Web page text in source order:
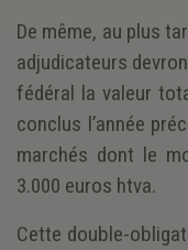
De même, au plus
adjudicateurs
fédéral la valeur
conclus l’année
marchés dont le
3.000 euros htva.
Cette double-